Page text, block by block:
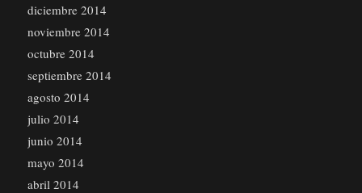
diciembre 2014
noviembre 2014
octubre 2014
septiembre 2014
agosto 2014
julio 2014
junio 2014
mayo 2014
abril 2014